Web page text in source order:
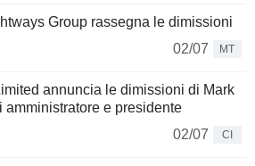
Group rassegna le dimissioni
02/07
MT
annuncia le dimissioni di Mark
e presidente
02/07
CI